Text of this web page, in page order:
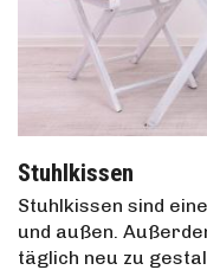
Stuhlkissen
Stuhlkissen sind
und außen.
täglich neu zu